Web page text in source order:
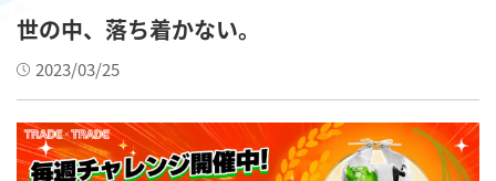
世の中、落ち着かない。
2023/03/25